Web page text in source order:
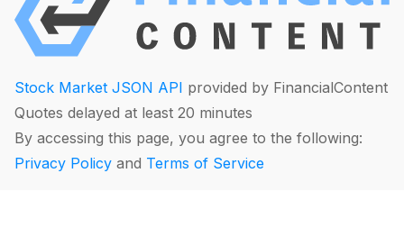
Stock Market JSON API provided by FinancialContent
Quotes delayed at least 20 minutes
By accessing this page, you agree to the following:
Privacy Policy and Terms of Service